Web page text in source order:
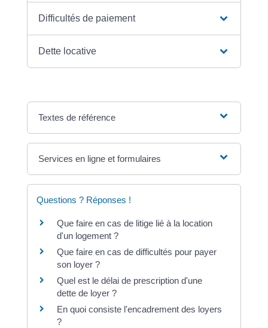
Difficultés de paiement
Dette locative
Textes de référence
Services en ligne et formulaires
Questions ? Réponses !
Que faire en cas de litige lié à la location
d'un logement ?
Que faire en cas de difficultés pour payer
son loyer ?
Quel est le délai de prescription d'une
dette de loyer ?
En quoi consiste l'encadrement des loyers
?